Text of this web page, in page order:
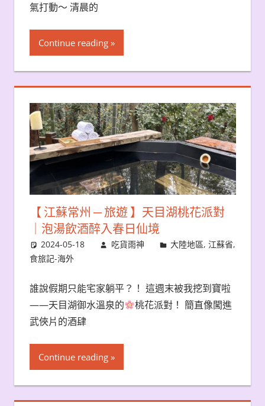
氣打動～ 清晨的
Continue reading
【 江蘇常州 ─ 旅遊 】天目湖桃花派對
｜泡湯飲酒醉入春日仙境
2024-05-18 吃貨雨神 大陸地區,江蘇省,
食旅記-海外
誰說假期只能宅家躺平？！ 這週末被我挖到寶啦
——天目湖御水溫泉的
桃花派對！ 簡直像闖進
武俠片的酒肆
Continue reading